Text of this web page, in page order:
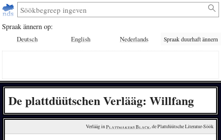
Spraak ännern op:
Deutsch English Nederlands Spraak duurhaft ännern
De plattdüütschen Verlääg: Willfang
Verlääg in Plattmakers Black, de Plattdüütsche Literatur-Söök